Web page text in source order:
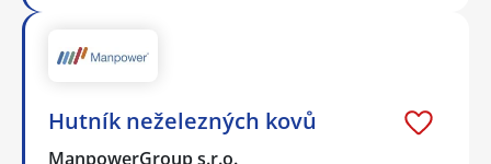
Hutník neželezných kovů
ManpowerGroup s.r.o.